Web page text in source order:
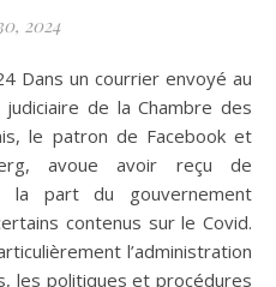
2024
de la Chambre des
le patron de Facebook et
avoue avoir reçu de
la part du gouvernement
contenus sur le Covid.
l’administration
les politiques et procédures